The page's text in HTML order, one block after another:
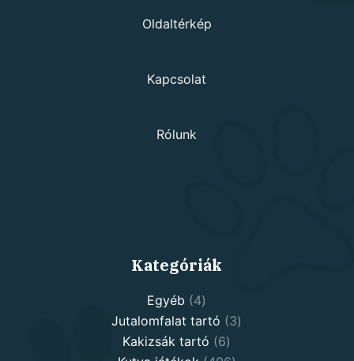
Oldaltérkép
Kapcsolat
Rólunk
Kategóriák
Egyéb 44
products
Jutalomfalat tartó 33
Kakizsák tartó 66